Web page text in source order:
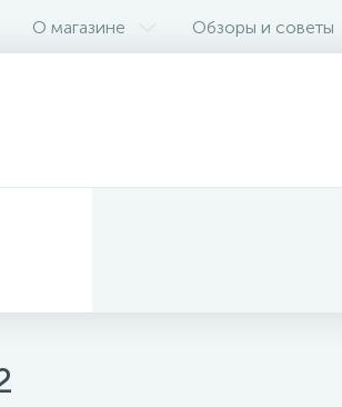
О магазине Обзоры и советы